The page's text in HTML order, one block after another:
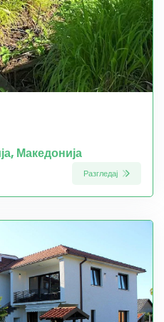
Македонија
Разгледај